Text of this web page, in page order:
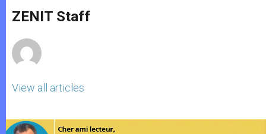
p
p
g
e
o
k
ZENIT Staff
View all articles